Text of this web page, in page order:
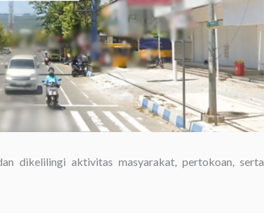
dikelilingi aktivitas masyarakat, pertokoan, serta